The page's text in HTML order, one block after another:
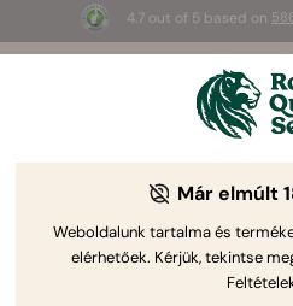
4.7 out of 5 based on
Triple G
Már elmúlt
Weboldalunk tartalma és
elérhetőek. Kérjük, tekintse